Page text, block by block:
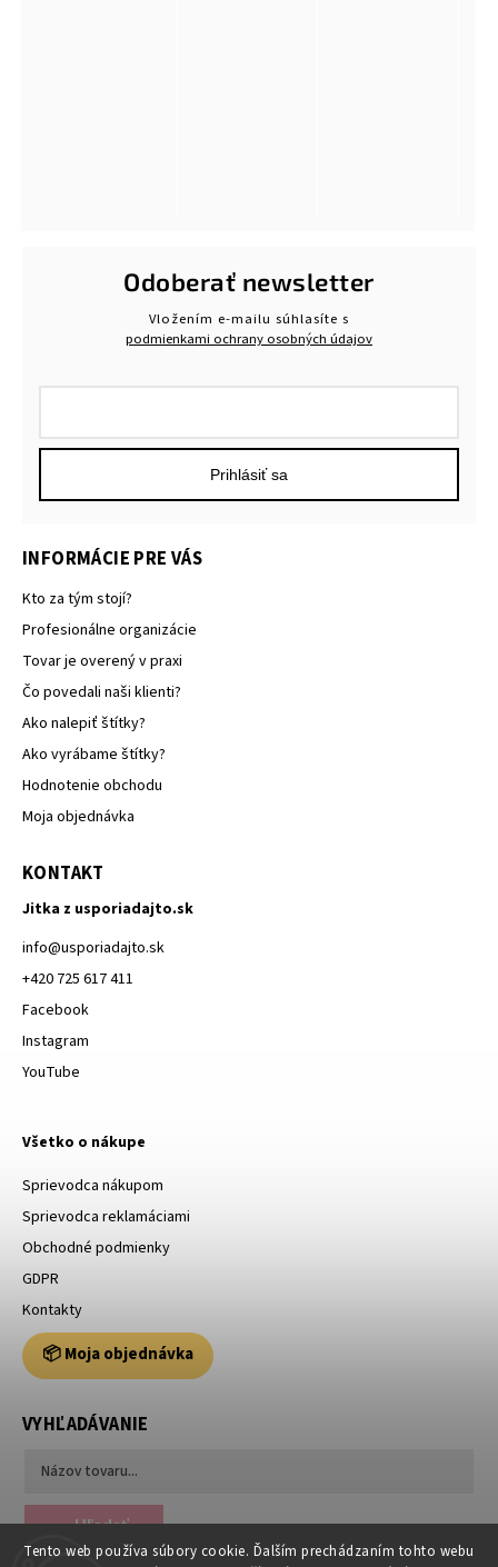
Tento web používa súbory cookie. Ďalším prechádzaním tohto webu
INFORMÁCIE PRE VÁS
Kto za tým stojí?
Profesionálne organizácie
Tovar je overený v praxi
Čo povedali naši klienti?
Ako nalepiť štítky?
Ako vyrábame štítky?
Hodnotenie obchodu
Moja objednávka
KONTAKT
Jitka z usporiadajto.sk
info@usporiadajto.sk
+420 725 617 411
Facebook
Instagram
YouTube
Všetko o nákupe
Sprievodca nákupom
Sprievodca reklamáciami
Obchodné podmienky
GDPR
Kontakty
📦 Moja objednávka
VYHĽADÁVANIE
Hľadať
Odoberať newsletter
Vložením e-mailu súhlasíte s
podmienkami ochrany osobných údajov
Prihlásiť sa